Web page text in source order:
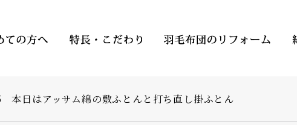
本日はアッサム綿の敷ふとんと打ち直し掛ふとん